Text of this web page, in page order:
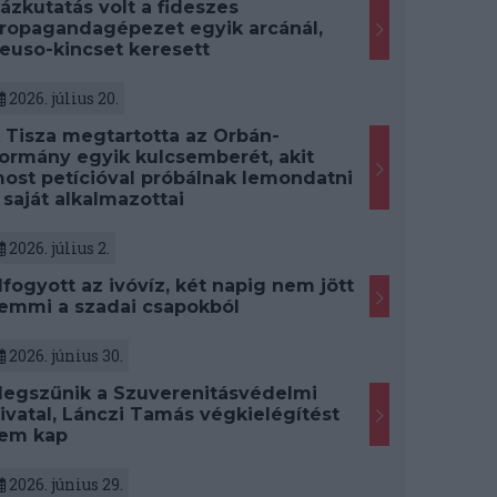
volt a fideszes
egyik arcánál,
kincset keresett
2026. július 20.
Tisza megtartotta az Orbán-
egyik kulcsemberét, akit
petícióval próbálnak lemondatni
saját alkalmazottai
2026. július 2.
az ivóvíz, két napig nem jött
a szadai csapokból
2026. június 30.
a Szuverenitásvédelmi
Lánczi Tamás végkielégítést
kap
2026. június 29.